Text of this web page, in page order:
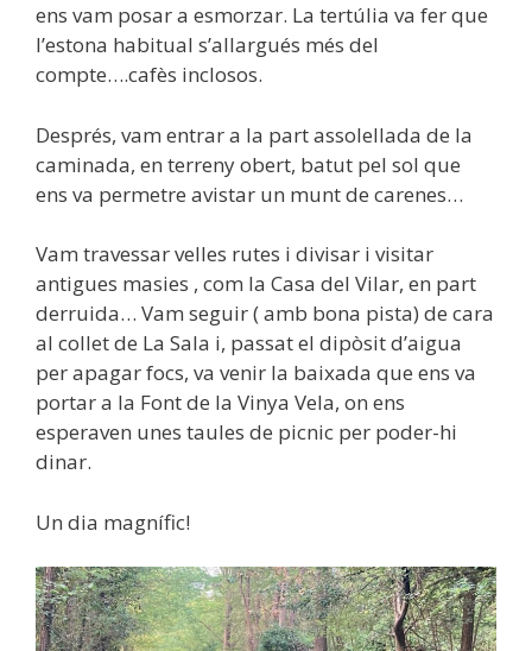
ens vam posar a esmorzar. La tertúlia va fer que
l’estona habitual s’allargués més del
compte….cafès inclosos.
Després, vam entrar a la part assolellada de la
caminada, en terreny obert, batut pel sol que
ens va permetre avistar un munt de carenes…
Vam travessar velles rutes i divisar i visitar
antigues masies , com la Casa del Vilar, en part
derruida… Vam seguir ( amb bona pista) de cara
al collet de La Sala i, passat el dipòsit d’aigua
per apagar focs, va venir la baixada que ens va
portar a la Font de la Vinya Vela, on ens
esperaven unes taules de picnic per poder-hi
dinar.
Un dia magnífic!